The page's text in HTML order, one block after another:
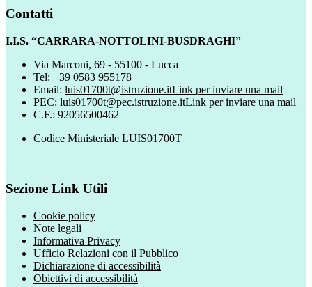
Contatti
I.I.S. “CARRARA-NOTTOLINI-BUSDRAGHI”
Via Marconi, 69 - 55100 - Lucca
Tel: +39 0583 955178
Email: luis01700t@istruzione.itLink per inviare una mail
PEC: luis01700t@pec.istruzione.itLink per inviare una mail
C.F.: 92056500462
Codice Ministeriale LUIS01700T
Sezione Link Utili
Cookie policy
Note legali
Informativa Privacy
Ufficio Relazioni con il Pubblico
Dichiarazione di accessibilità
Obiettivi di accessibilità